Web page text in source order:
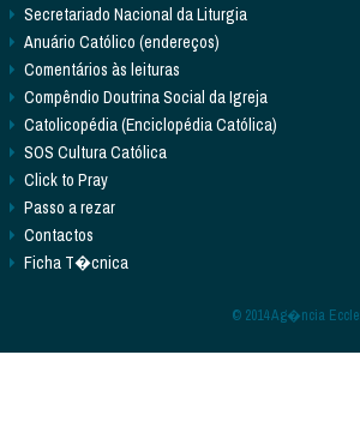
Secretariado Nacional da Liturgia
Anuário Católico (endereços)
Comentários às leituras
Compêndio Doutrina Social da Igreja
Catolicopédia (Enciclopédia Católica)
SOS Cultura Católica
Click to Pray
Passo a rezar
Contactos
Ficha T�cnica
© 2014 Ag�ncia